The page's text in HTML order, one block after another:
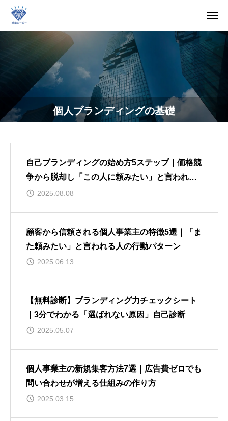
個人ブランディングの基礎
自己ブランディングの始め方5ステップ｜価格競
争から脱却し「この人に頼みたい」と言われる
方法2025.08.08
顧客から信頼される個人事業主の特徴5選｜「ま
た頼みたい」と言われる人の行動パターン
2025.06.13
【無料診断】ブランディング力チェックシート
｜3分でわかる「選ばれない原因」自己診断
2025.05.07
個人事業主の新規集客方法7選｜広告費ゼロでも
問い合わせが増える仕組みの作り方
2025.03.15